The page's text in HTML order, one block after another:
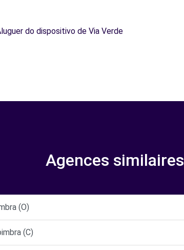
do dispositivo de Via Verde
Agences similaires
(O)
(C)